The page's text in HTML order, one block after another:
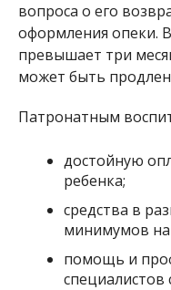
вопроса о его
оформления опеки.
превышает три
может быть
Патронатным
достойную
ребенка;
средства в
минимумов на
помощь и